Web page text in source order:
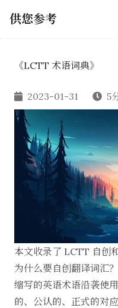
供您参考
《LCTT 术语词典》
2023-01-31 5
本文收录了 LCTT 自创
为什么要自创翻译词汇
缩写的英语术语沿袭使
的、公认的、正式的对